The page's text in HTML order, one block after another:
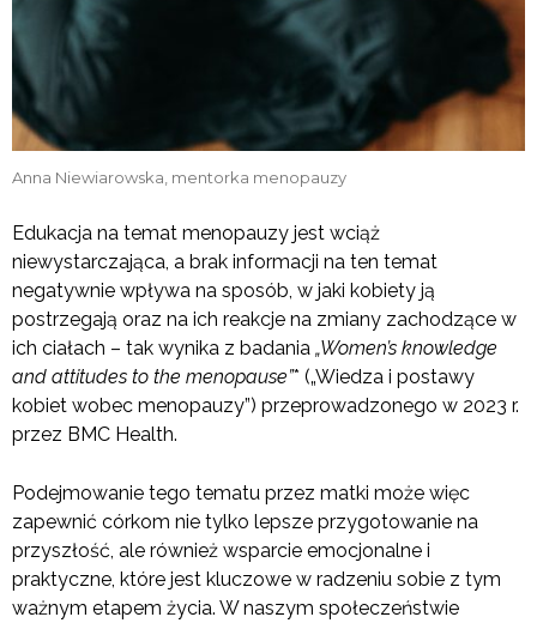
Anna Niewiarowska, mentorka menopauzy
Edukacja na temat menopauzy jest wciąż
niewystarczająca, a brak informacji na ten temat
negatywnie wpływa na sposób, w jaki kobiety ją
postrzegają oraz na ich reakcje na zmiany zachodzące w
ich ciałach – tak wynika z badania „Women’s knowledge
and attitudes to the menopause”* („Wiedza i postawy
kobiet wobec menopauzy”) przeprowadzonego w 2023 r.
przez BMC Health.
Podejmowanie tego tematu przez matki może więc
zapewnić córkom nie tylko lepsze przygotowanie na
przyszłość, ale również wsparcie emocjonalne i
praktyczne, które jest kluczowe w radzeniu sobie z tym
ważnym etapem życia. W naszym społeczeństwie